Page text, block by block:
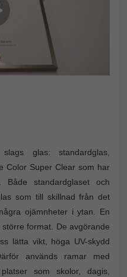
glas: standardglas,
Color Super Clear som har
Både standardglaset och
som till skillnad från det
ojämnheter i ytan. En
format. De avgörande
lätta vikt, höga UV-skydd
används ramar med
som skolor, dagis,